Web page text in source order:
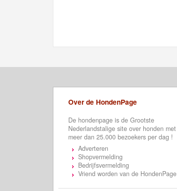
Over de HondenPage
De hondenpage is de Grootste
Nederlandstalige site over honden met
meer dan 25.000 bezoekers per dag !
Adverteren
Shopvermelding
Bedrijfsvermelding
Vriend worden van de HondenPage